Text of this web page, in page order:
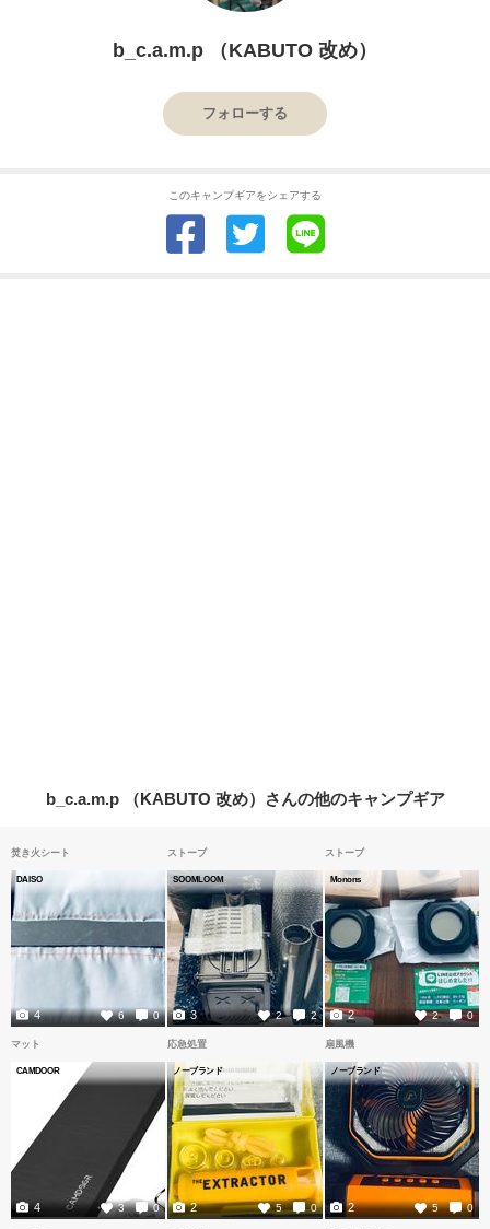
b_c.a.m.p （KABUTO 改め）
フォローする
このキャンプギアをシェアする
b_c.a.m.p （KABUTO 改め）さんの他のキャンプギア
焚き火シート
DAISO
6 0
4
ストーブ
SOOMLOOM
2 2
3
ストーブ
Monons
2 0
2
マット
CAMDOOR
3 0
4
応急処置
ノーブランド
5 0
2
扇風機
ノーブランド
5 0
2